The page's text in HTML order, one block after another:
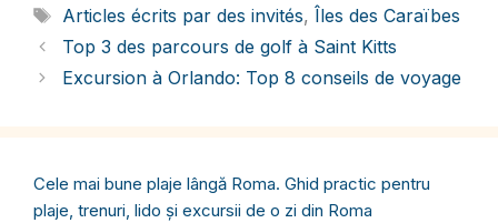
Étiquettes
Articles écrits par des invités, Îles des Caraïbes
Top 3 des parcours de golf à Saint Kitts
Excursion à Orlando: Top 8 conseils de voyage
Cele mai bune plaje lângă Roma. Ghid practic pentru
plaje, trenuri, lido și excursii de o zi din Roma